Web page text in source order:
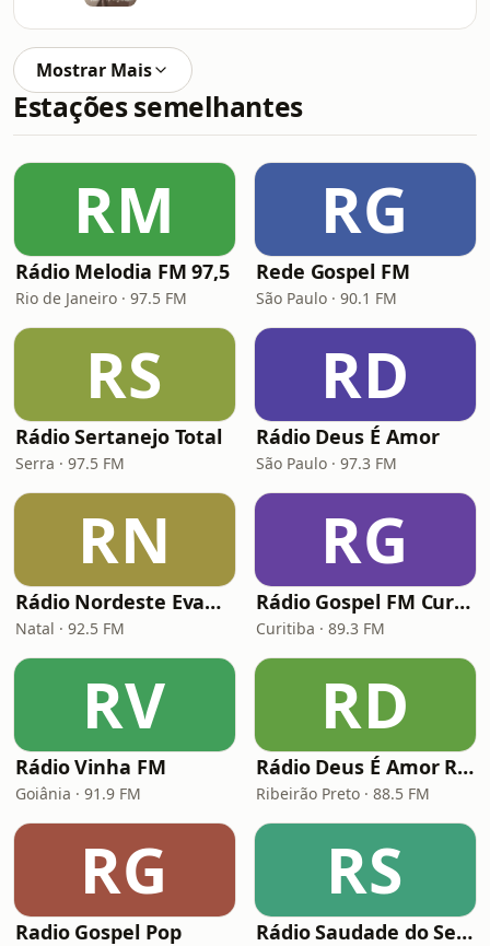
Mostrar Mais
Estações semelhantes
RM
Rádio Melodia FM 97,5
Rio de Janeiro · 97.5 FM
RG
Rede Gospel FM
São Paulo · 90.1 FM
RS
Rádio Sertanejo Total
Serra · 97.5 FM
RD
Rádio Deus É Amor
São Paulo · 97.3 FM
RN
Rádio Nordeste Evangélica
Natal · 92.5 FM
RG
Rádio Gospel FM Curitiba
Curitiba · 89.3 FM
RV
Rádio Vinha FM
Goiânia · 91.9 FM
RD
Rádio Deus É Amor Ribeirão Preto
Ribeirão Preto · 88.5 FM
RG
Radio Gospel Pop
RS
Rádio Saudade do Sertão